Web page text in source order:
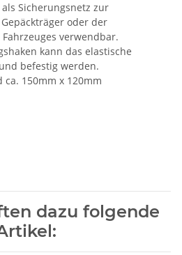
Sicherungsnetz zur
oder der
verwendbar.
kann das elastische
befestig werden.
ca. 150mm x 120mm
dazu folgende